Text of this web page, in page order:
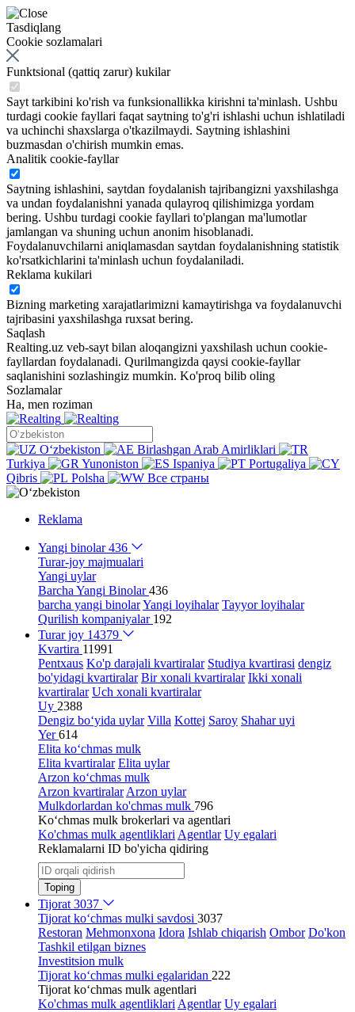
Tasdiqlang
Cookie sozlamalari
Funktsional (qattiq zarur) kukilar
Sayt tarkibini ko'rish va funksionallikka kirishni ta'minlash. Ushbu
turdagi cookie fayllari faqat saytning to'g'ri ishlashi uchun ishlatiladi
va uchinchi shaxslarga o'tkazilmaydi. Saytning ishlashini
buzmasdan o'chirish mumkin emas.
Analitik cookie-fayllar
Saytning ishlashini, saytdan foydalanish tajribangizni yaxshilashga
va undan foydalanishni yanada qulayroq qilishimizga yordam
bering. Ushbu turdagi cookie fayllari to'plangan ma'lumotlar
jamlangan va shuning uchun anonim hisoblanadi.
Foydalanuvchilarni aniqlamasdan saytdan foydalanishning statistik
ko'rsatkichlarini ta'minlash uchun foydalaniladi.
Reklama kukilari
Bizning marketing xarajatlarimizni kamaytirishga va foydalanuvchi
tajribasini yaxshilashga ruxsat bering.
Saqlash
Realting.uz veb-sayt bilan aloqangizni yaxshilash uchun cookie-
fayllardan foydalanadi. Qurilmangizda qaysi cookie-fayllar
saqlanishini sozlashingiz mumkin. Ko'proq bilib oling
Sozlamalar
Ha, men roziman
Oʻzbekiston
Birlashgan Arab Amirliklari
Turkiya
Yunoniston Ispaniya
Portugaliya
Qibris
Polsha Все страны
Reklama
Yangi binolar436
Turar-joy majmualari
Yangi uylar
Barcha Yangi Binolar436
barcha yangi binolarYangi loyihalar Tayyor loyihalar
Qurilish kompaniyalar 192
Turar joy 14379
Kvartira 11991
Pentxaus Ko'p darajali kvartiralar Studiya kvartirasi dengiz
bo'yidagi kvartiralar Bir xonali kvartiralar Ikki xonali
kvartiralar Uch xonali kvartiralar
Uy 2388
Dengiz bo‘yida uylar Villa Kottej Saroy Shahar uyi
Yer614
Elita ko‘chmas mulk
Elita kvartiralar Elita uylar
Arzon ko‘chmas mulk
Arzon kvartiralar Arzon uylar
Mulkdorlardan ko'chmas mulk 796
Ko‘chmas mulk brokerlari va agentlari
Ko'chmas mulk agentliklari Agentlar Uy egalari
Reklamalarni ID bo'yicha qidiring
Toping
Tijorat 3037
Tijorat ko‘chmas mulki savdosi 3037
Restoran Mehmonxona Idora Ishlab chiqarish Ombor Do'kon
Tashkil etilgan biznes
Investitsion mulk
Tijorat ko‘chmas mulki egalaridan 222
Tijorat ko‘chmas mulk agentlari
Ko'chmas mulk agentliklari Agentlar Uy egalari